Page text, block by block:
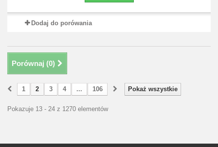
Dodaj do porówania
Porównaj (0)
Pokaż wszystkie
1 2 3 4 ... 106
Pokazuje 13 - 24 z 1270 elementów